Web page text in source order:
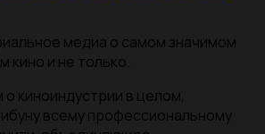
медиа о самом значимом
кино и не только.
киноиндустрии в целом,
всему профессиональному